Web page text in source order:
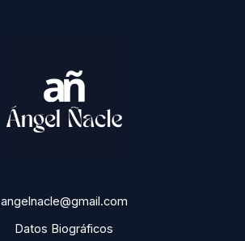
angelnacle@gmail.com
Datos Biográficos